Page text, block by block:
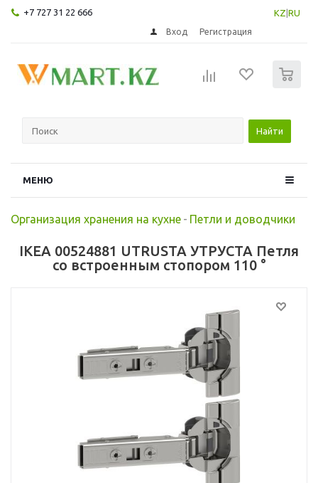
+7 727 31 22 666 KZ RU
Вход Регистрация
Найти
МЕНЮ
Организация хранения на кухне - Петли и доводчики
IKEA 00524881 UTRUSTA УТРУСТА Петля
со встроенным стопором 110 °